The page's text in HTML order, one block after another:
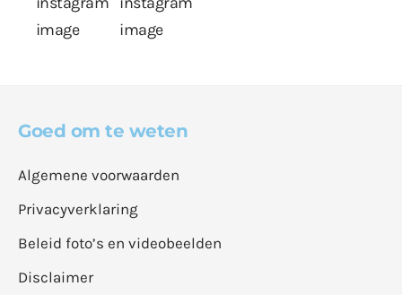
Goed om te weten
Algemene voorwaarden
Privacyverklaring
Beleid foto’s en videobeelden
Disclaimer